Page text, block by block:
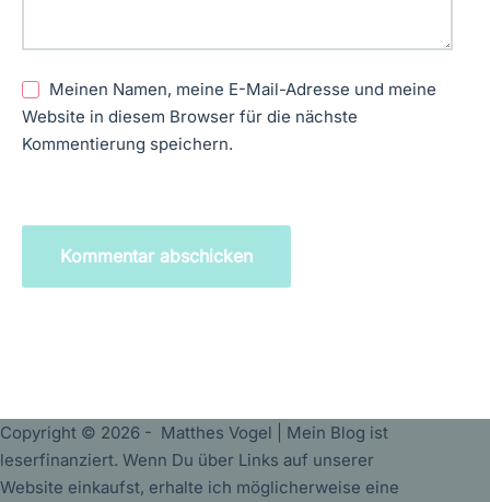
Meinen Namen, meine E-Mail-Adresse und meine
Website in diesem Browser für die nächste
Kommentierung speichern.
Kommentar abschicken
Copyright © 2026 - Matthes Vogel | Mein Blog ist
leserfinanziert. Wenn Du über Links auf unserer
Website einkaufst, erhalte ich möglicherweise eine